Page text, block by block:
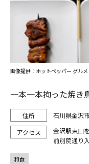
一本一本拘った焼
石川県金沢
金沢駅東口
前別院通り
画像提供：ホットペッパー グルメ
和食